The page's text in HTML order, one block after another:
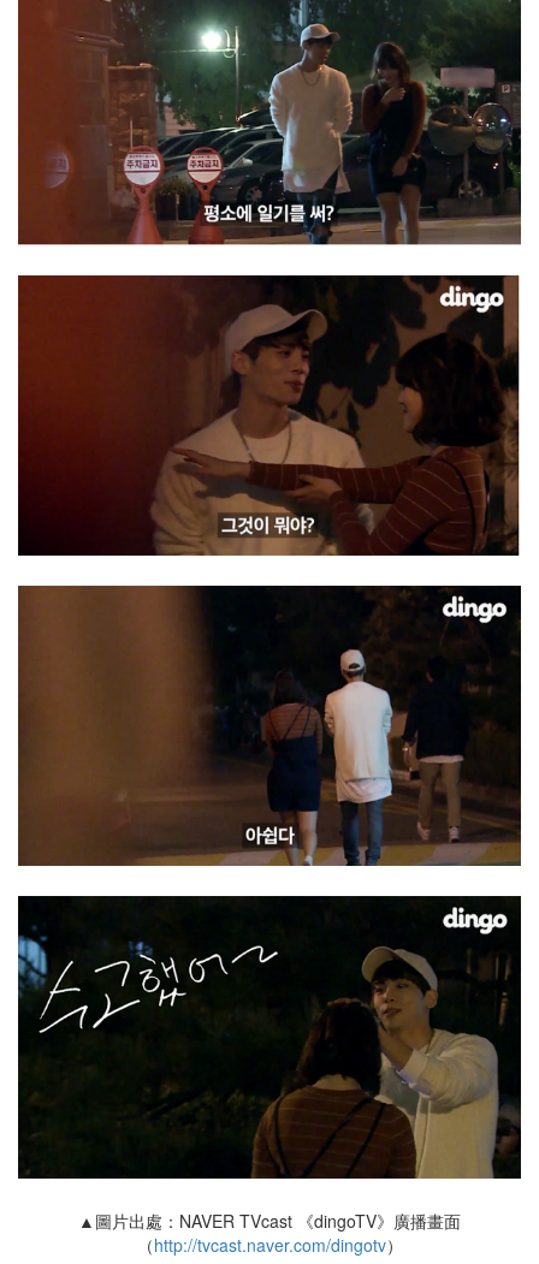
▲圖片出處：NAVER TVcast 《dingoTV》廣播畫面
（http://tvcast.naver.com/dingotv）